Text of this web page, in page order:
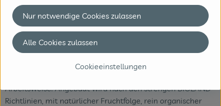
nachhaltige Anbaumethoden und eine enge
Zusammenarbeit mit dem Bioboten, um regionales Bio-
Gemüse in bester Qualität zu liefern.
Der Hof wurde vom Bundeslandwirtschaftsministerium als
„Demonstrationsbetrieb Ökologischer Landbau“
Arbeitsweise. Angebaut wird nach den strengen BIOLAND-
Richtlinien, mit natürlicher Fruchtfolge, rein organischer
Cookieeinstellungen
Nur notwendige Cookies zulassen
Alle Cookies zulassen